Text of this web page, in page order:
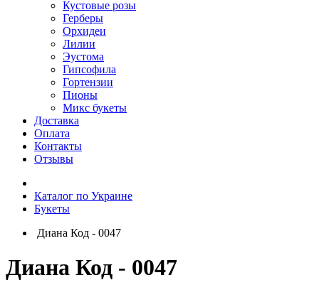
Кустовые розы
Герберы
Орхидеи
Лилии
Эустома
Гипсофила
Гортензии
Пионы
Микс букеты
Доставка
Оплата
Контакты
Отзывы
Каталог по Украине
Букеты
Диана Код - 0047
Диана Код - 0047